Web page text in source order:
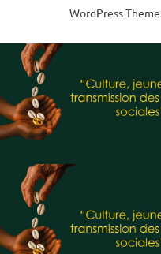
WordPress